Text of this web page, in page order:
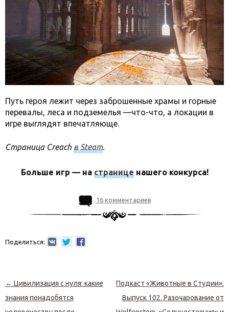
Путь героя лежит через заброшенные храмы и горные
перевалы, леса и подземелья —что-что, а локации в
игре выглядят впечатляюще.
Страница Creach в Steam.
Больше игр — на страниценашего конкурса!
16 комментариев
Поделиться:
Навигация по записям
← Цивилизация с нуля: какие
знания понадобятся
Подкаст «Животные в Студии».
Выпуск 102. Разочарование от